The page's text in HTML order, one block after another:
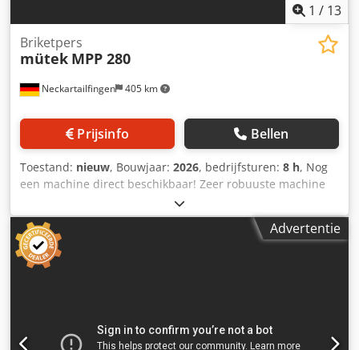
1 / 13
Neckartailfingen 405 km
Briketpers
mütek MPP 280
Prijsinfo Bellen
Toestand: nieuw, Bouwjaar: 2026, bedrijfsturen: 8 h, Nog
een machine direct beschikbaar! Zeer robuuste machine
met hoge perskracht – ook geschikt om, afhankelijk van het
materiaal, direct verkoopbare briketten te produceren. De
groot gedimensioneerde perscilinder en de 80 mm
briketdiameter maken dit mogelijk. Onze meest verkochte
briketteerpers-serie: + Bewezen, eenvoudige techniek voor
klanten + Top prijs-kwaliteitsverhouding Meerprijs voor
Advertentie